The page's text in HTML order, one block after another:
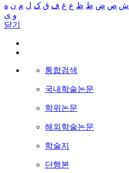
ش ص ض ط ظ ع غ ف ق ک ل م ن ه
و ی
닫기
통합검색
국내학술논문
학위논문
해외학술논문
학술지
단행본